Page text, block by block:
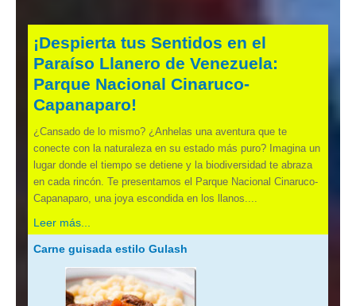
¡Despierta tus Sentidos en el
Paraíso Llanero de Venezuela:
Parque Nacional Cinaruco-
Capanaparo!
¿Cansado de lo mismo? ¿Anhelas una aventura que te
conecte con la naturaleza en su estado más puro? Imagina un
lugar donde el tiempo se detiene y la biodiversidad te abraza
en cada rincón. Te presentamos el Parque Nacional Cinaruco-
Capanaparo, una joya escondida en los llanos....
Leer más...
Carne guisada estilo Gulash